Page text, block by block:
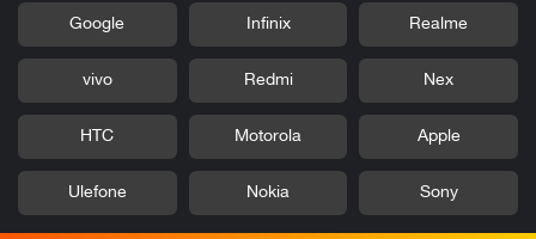
Realme
Infinix
Google
Nex
Redmi
vivo
Apple
Motorola
HTC
Sony
Nokia
Ulefone